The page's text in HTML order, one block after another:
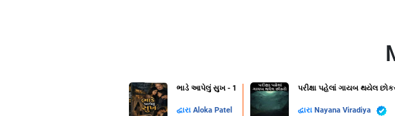
ભાડે આપેલું સુખ - 1
દ્વારા Aloka Patel
પરીક્ષા પહેલાં ગાયબ થયેલ
દ્વારા Nayana Viradiya